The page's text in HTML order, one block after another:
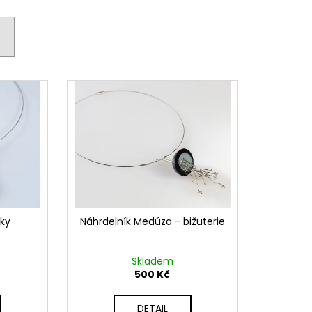
Náhrdelník Medúza - bižuterie
Skladem
500 Kč
DETAIL